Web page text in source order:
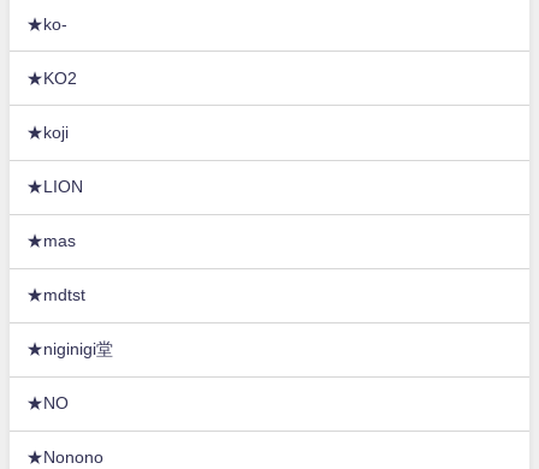
★ko-
★KO2
★koji
★LION
★mas
★mdtst
★niginigi堂
★NO
★Nonono